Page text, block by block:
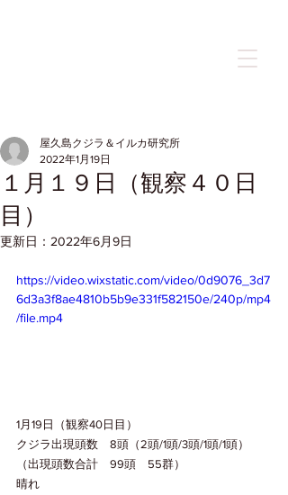
１月１９日（観察４０日
目）
屋久島クジラ＆イルカ研究所
2022年1月19日
更新日： 2022年6月9日
https://video.wixstatic.com/video/0d9076_3d7
6d3a3f8ae4810b5b9e331f582150e/240p/mp4
/file.mp4
1月19日（観察40日目）
クジラ出現頭数　8頭（2頭/1頭/3頭/1頭/1頭）
（出現頭数合計　99頭　55群）
晴れ